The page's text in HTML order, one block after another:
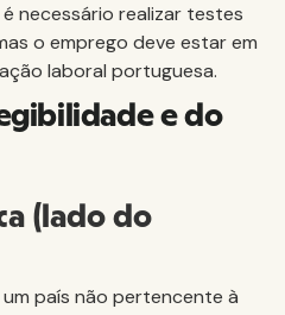
necessário realizar testes
o emprego deve estar em
laboral portuguesa.
e do
(lado do
país não pertencente à